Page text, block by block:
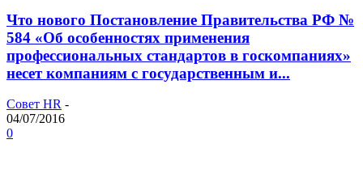
Что нового Постановление Правительства РФ №
584 «Об особенностях применения
профессиональных стандартов в госкомпаниях»
несет компаниям с государственным и...
Совет HR -
04/07/2016
0